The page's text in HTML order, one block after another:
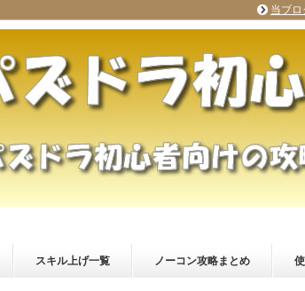
スキル上げ一覧 ノーコン攻略まとめ
当ブロ